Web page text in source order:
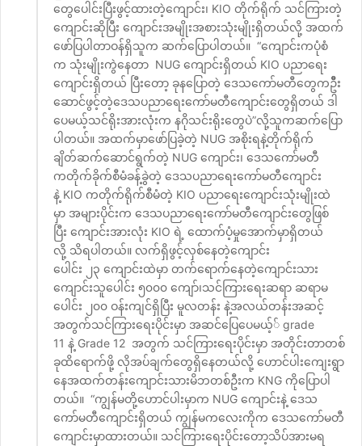
တွေပေါင်းပြီးဖွင့်ထားတဲ့ကျောင်း၊ KIO တိုက်ရိုက် သင်ကြားတဲ့
ကျောင်းဆိုပြီး ကျောင်းအမျိုးအစားသုံးမျိုးရှိတယ်လို့ အထက်
ဖော်ပြပါတာဝန်ရှိသူက ဆက်ပြောပါတယ်။ “ကျောင်းကပုံစံ
က သုံးမျိုးကွဲနေတာ NUG ကျောင်းရှိတယ် KIO ပညာရေး
ကျောင်းရှိတယ် ပြီးတော့ ခုနပြောတဲ့ ဒေသကော်မတီတွေကဦီး
ဆောင်ဖွင့်တဲ့ဒေသပညာရေးကော်မတီကျောင်းတွေရှိတယ် ဒါ
ပေမယ့်သင်ရိုးအားလုံးက နဂိုသင်းရိုးတွေပဲ”လို့သူကဆက်ပြော
ပါတယ်။ အထက်မှာဖော်ပြခဲ့တဲ့ NUG အစိုးရနဲ့တိုက်ရိုက်
ချိတ်ဆက်ဆောင်ရွက်တဲ့ NUG ကျောင်း၊ ဒေသကော်မတီ
ကတိုက်ခိုက်စီမံခန့်ခွဲတဲ့ ဒေသပညာရေးကော်မတီကျောင်း
နဲ့ KIO ကတိုက်ရိုက်စီမံတဲ့ KIO ပညာရေးကျောင်းသုံးမျိုးထဲ
မှာ အများပိုင်းက ဒေသပညာရေးကော်မတီကျောင်းတွေဖြစ်
ပြီး ကျောင်းအားလုံး KIO ရဲ့ ထောက်ပံ့မှုအောက်မှာရှိတယ်
လို့ သိရပါတယ်။ လက်ရှိဖွင့်လှစ်နေတဲ့ကျောင်း
ပေါင်း ၂၃ ကျောင်းထဲမှာ တက်ရောက်နေတဲ့ကျောင်းသား
ကျောင်းသူပေါင်း ၅၀၀၀ ကျော်၊သင်ကြားရေးဆရာ ဆရာမ
ပေါင်း ၂၀၀ ဝန်းကျင်ရှိပြီး မူလတန်း နဲ့အလယ်တန်းအဆင့်
အတွက်သင်ကြားရေးပိုင်းမှာ အဆင်ပြေပေမယ့်် grade
11 နဲ့ Grade 12 အတွက် သင်ကြားရေးပိုင်းမှာ အတိုင်းတာတစ်
ခုထိရောက်ဖို့ လိုအပ်ချက်တွေရှိနေတယ်လို့ ဟောင်ပါးကျေးရွာ
နေအထက်တန်းကျောင်းသားမိဘတစ်ဦးက KNG ကိုပြောပါ
တယ်။ “ကျွန်မတို့ဟောင်ပါးမှာက NUG ကျောင်းနဲ့ ဒေသ
ကော်မတီကျောင်းရှိတယ် ကျွန်မကလေးကိုက ဒေသကော်မတီ
ကျောင်းမှာထားတယ်။ သင်ကြားရေးပိုင်းတော့သိပ်အားမရ